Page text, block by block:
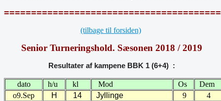
(tilbage til forsiden)
Senior Turneringshold. Sæsonen 2018 / 2019
Resultater af kampene BBK 1 (6+4) :
dato h/u kl Mod Os
Dem
o9.Sep
H 14 Jyllinge 9
4